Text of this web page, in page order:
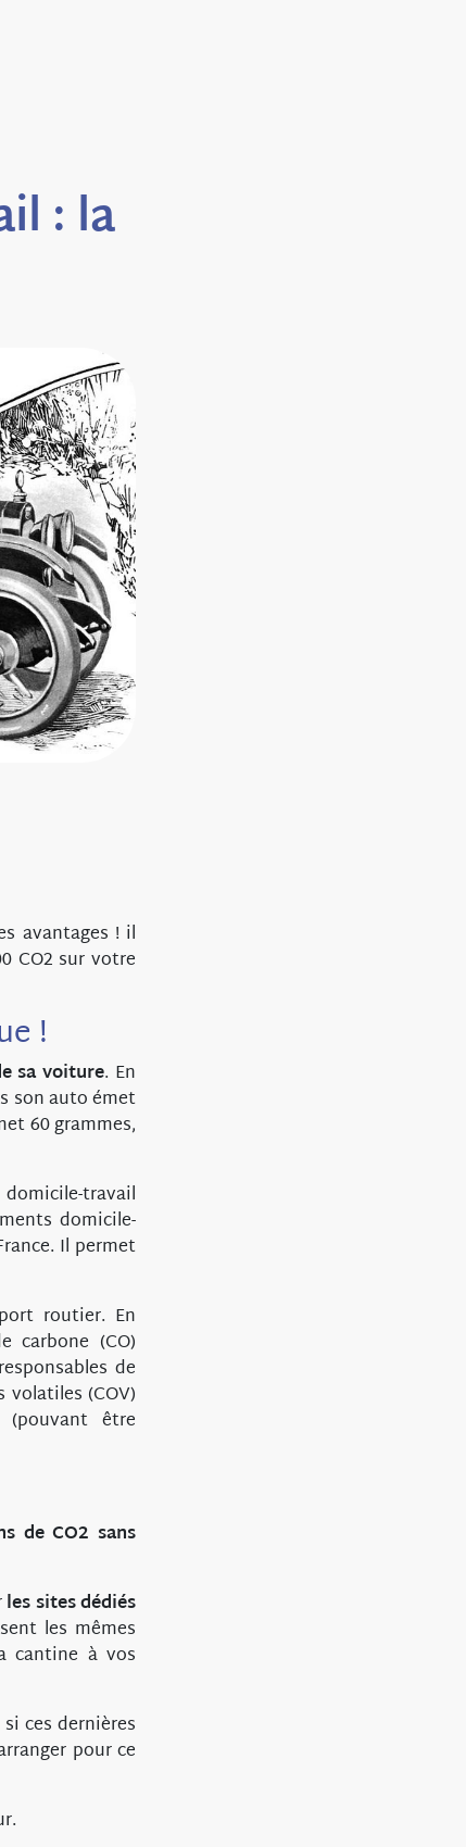
: la
avantages ! il
CO2 sur votre
!
sa voiture. En
son auto émet
60 grammes,
travail
domicile-
Il permet
routier. En
carbone (CO)
de
(COV)
être
de CO2 sans
les sites dédiés
les mêmes
cantine à vos
ces dernières
pour ce